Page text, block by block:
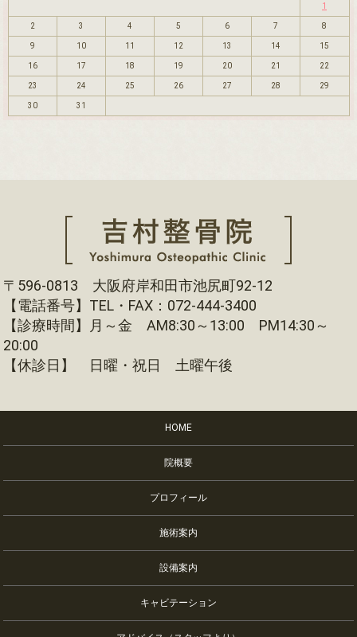
1
2 3 4 5 6 7 8
9 10 11 12 13 14 15
16 17 18 19 20 21 22
23 24 25 26 27 28 29
30 31
〒596-0813 大阪府岸和田市池尻町92-12
【電話番号】TEL・FAX：072-444-3400
【診療時間】月～金 AM8:30～13:00 PM14:30～
20:00
【休診日】 日曜・祝日 土曜午後
HOME
院概要
プロフィール
施術案内
設備案内
キャビテーション